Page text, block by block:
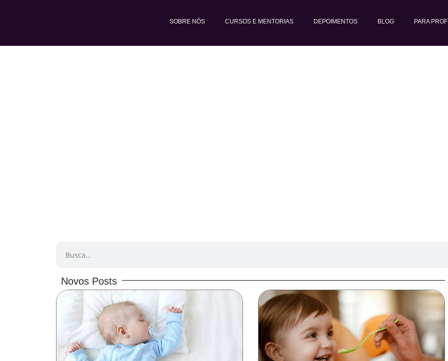
conteúdo
SOBRE NÓS CURSOS E MENTORIAS DEPOIMENTOS BLOG PARA
PESQUISAR
Novos Posts